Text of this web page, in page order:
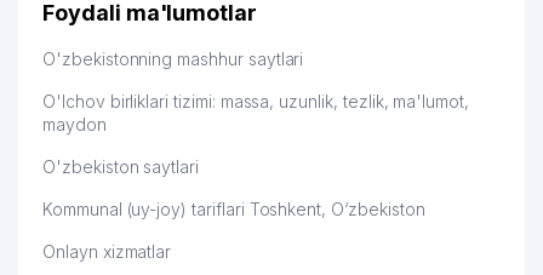
Hamida 03.08.2026 12:45:39
Foydali ma'lumotlar
O'zbekistonning mashhur saytlari
O'lchov birliklari tizimi: massa, uzunlik, tezlik, ma'lumot,
maydon
O'zbekiston saytlari
Kommunal (uy-joy) tariflari Toshkent, O‘zbekiston
Onlayn xizmatlar